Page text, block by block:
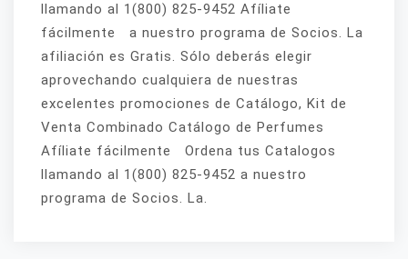
llamando al 1(800) 825-9452 Afíliate
fácilmente a nuestro programa de Socios. La
afiliación es Gratis. Sólo deberás elegir
aprovechando cualquiera de nuestras
excelentes promociones de Catálogo, Kit de
Venta Combinado Catálogo de Perfumes
Afíliate fácilmente Ordena tus Catalogos
llamando al 1(800) 825-9452 a nuestro
programa de Socios. La.